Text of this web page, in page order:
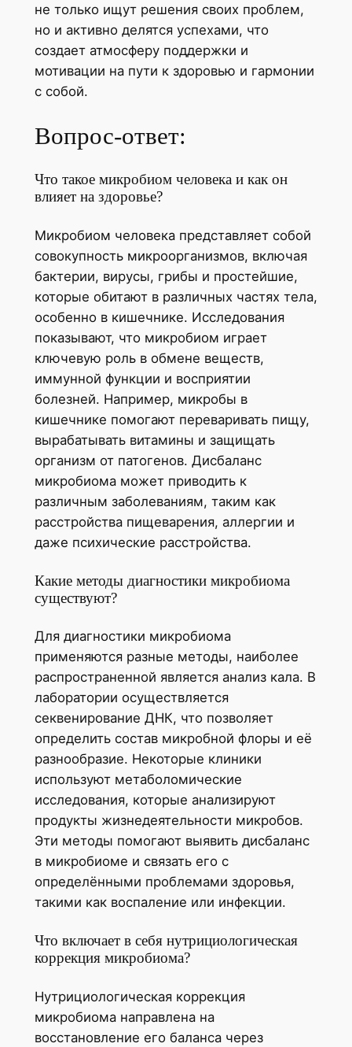
не только ищут решения своих проблем,
но и активно делятся успехами, что
создает атмосферу поддержки и
мотивации на пути к здоровью и гармонии
с собой.
Вопрос-ответ:
Что такое микробиом человека и как он
влияет на здоровье?
Микробиом человека представляет собой
совокупность микроорганизмов, включая
бактерии, вирусы, грибы и простейшие,
которые обитают в различных частях тела,
особенно в кишечнике. Исследования
показывают, что микробиом играет
ключевую роль в обмене веществ,
иммунной функции и восприятии
болезней. Например, микробы в
кишечнике помогают переваривать пищу,
вырабатывать витамины и защищать
организм от патогенов. Дисбаланс
микробиома может приводить к
различным заболеваниям, таким как
расстройства пищеварения, аллергии и
даже психические расстройства.
Какие методы диагностики микробиома
существуют?
Для диагностики микробиома
применяются разные методы, наиболее
распространенной является анализ кала. В
лаборатории осуществляется
секвенирование ДНК, что позволяет
определить состав микробной флоры и её
разнообразие. Некоторые клиники
используют метаболомические
исследования, которые анализируют
продукты жизнедеятельности микробов.
Эти методы помогают выявить дисбаланс
в микробиоме и связать его с
определёнными проблемами здоровья,
такими как воспаление или инфекции.
Что включает в себя нутрициологическая
коррекция микробиома?
Нутрициологическая коррекция
микробиома направлена на
восстановление его баланса через